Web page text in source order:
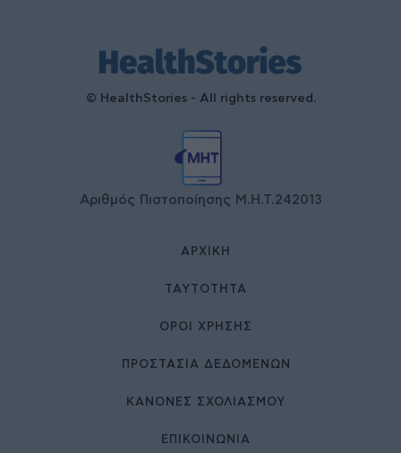
© HealthStories - All rights reserved.
Αριθμός Πιστοποίησης Μ.Η.Τ.242013
ΑΡΧΙΚΉ
ΤΑΥΤΌΤΗΤΑ
ΌΡΟΙ ΧΡΉΣΗΣ
ΠΡΟΣΤΑΣΙΑ ΔΕΔΟΜΕΝΩΝ
ΚΑΝΟΝΕΣ ΣΧΟΛΙΑΣΜΟΥ
ΕΠΙΚΟΙΝΩΝΊΑ